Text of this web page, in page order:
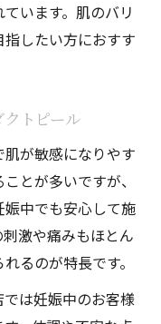
います。肌のバリ
したい方におすす
トピール
が敏感になりやす
とが多いですが、
中でも安心して施
激や痛みもほとん
るのが特長です。
は妊娠中のお客様